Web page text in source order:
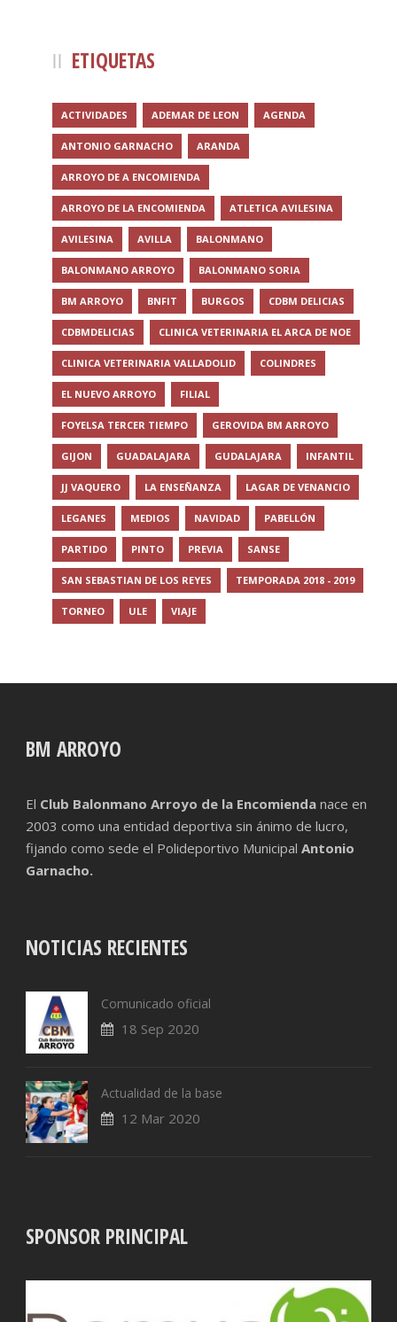
ETIQUETAS
ACTIVIDADES ADEMAR DE LEON AGENDA
ANTONIO GARNACHO ARANDA
ARROYO DE A ENCOMIENDA
ARROYO DE LA ENCOMIENDA ATLETICA AVILESINA
AVILESINA AVILLA BALONMANO
BALONMANO ARROYO BALONMANO SORIA
BM ARROYO BNFIT BURGOS CDBM DELICIAS
CDBMDELICIAS CLINICA VETERINARIA EL ARCA DE NOE
CLINICA VETERINARIA VALLADOLID COLINDRES
EL NUEVO ARROYO FILIAL
FOYELSA TERCER TIEMPO GEROVIDA BM ARROYO
GIJON GUADALAJARA GUDALAJARA INFANTIL
JJ VAQUERO LA ENSEÑANZA LAGAR DE VENANCIO
LEGANES MEDIOS NAVIDAD PABELLÓN
PARTIDO PINTO PREVIA SANSE
SAN SEBASTIAN DE LOS REYES TEMPORADA 2018 - 2019
TORNEO ULE VIAJE
BM ARROYO
El Club Balonmano Arroyo de la Encomienda nace en
2003 como una entidad deportiva sin ánimo de lucro,
fijando como sede el Polideportivo Municipal Antonio
Garnacho.
NOTICIAS RECIENTES
Comunicado oficial
18 Sep 2020
Actualidad de la base
12 Mar 2020
SPONSOR PRINCIPAL